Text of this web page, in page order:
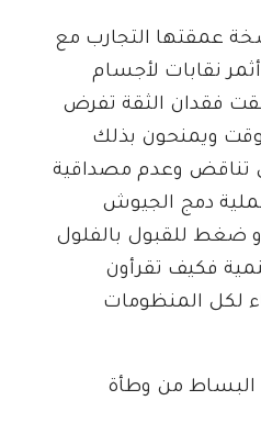
عمقتها التجارب مع
نقابات لأجسام
فقدان الثقة تفرض
ويمنحون بذلك
تناقض وعدم مصداقية
دمج الجيوش
و ضغط للقبول بالفلول
فكيف تقرأون
لكل المنظومات
البساط من وطأة